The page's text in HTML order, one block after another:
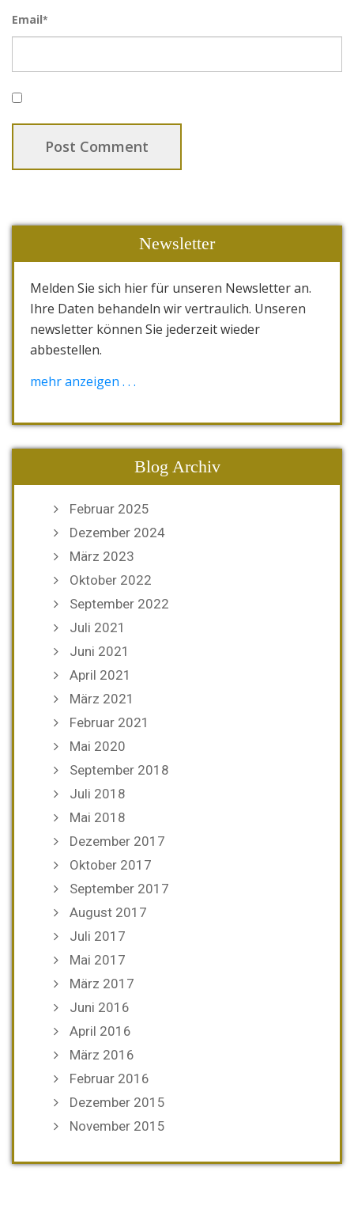
Email*
Newsletter
Melden Sie sich hier für unseren Newsletter an.
Ihre Daten behandeln wir vertraulich. Unseren
newsletter können Sie jederzeit wieder
abbestellen.
mehr anzeigen . . .
Blog Archiv
Februar 2025
Dezember 2024
März 2023
Oktober 2022
September 2022
Juli 2021
Juni 2021
April 2021
März 2021
Februar 2021
Mai 2020
September 2018
Juli 2018
Mai 2018
Dezember 2017
Oktober 2017
September 2017
August 2017
Juli 2017
Mai 2017
März 2017
Juni 2016
April 2016
März 2016
Februar 2016
Dezember 2015
November 2015